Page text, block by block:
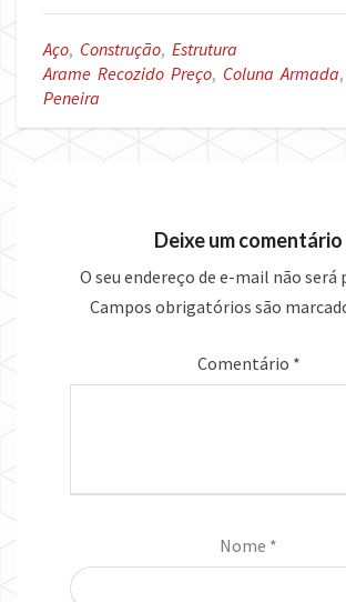
Aço, Construção, Estrutura
Arame Recozido Preço, Coluna Armada,
Peneira
Deixe um comentário
O seu endereço de e-mail não será
Campos obrigatórios são
Comentário *
Nome *